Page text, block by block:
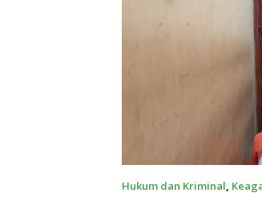
Hukum dan Kriminal,